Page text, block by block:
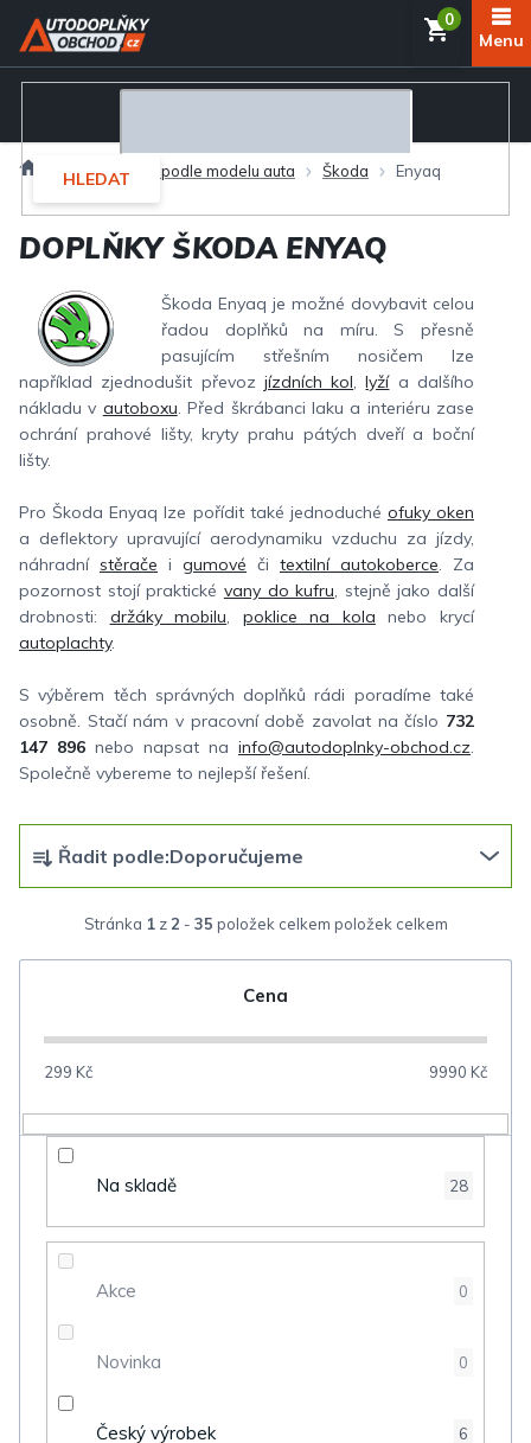
Přejít
obsah
HLEDAT
Autodoplňky podle modelu auta Škoda Enyaq
DOPLŇKY ŠKODA ENYAQ
Škoda Enyaq je možné dovybavit celou
řadou doplňků na míru. S přesně
pasujícím střešním nosičem lze
například zjednodušit převoz jízdních kol,lyžía dalšího
nákladu v autoboxu. Před škrábanci laku a interiéru zase
ochrání prahové lišty, kryty prahu pátých dveří a boční
lišty.
Pro Škoda Enyaq lze pořídit také jednoduché ofuky oken
a deflektory upravující aerodynamiku vzduchu za jízdy,
náhradní stěrače i gumové či textilní autokoberce. Za
pozornost stojí praktické vany do kufru, stejně jako další
drobnosti: držáky mobilu, poklice na kola nebo krycí
autoplachty.
S výběrem těch správných doplňků rádi poradíme také
osobně. Stačí nám v pracovní době zavolat na číslo 732
147 896 nebo napsat na info@autodoplnky-obchod.cz.
Společně vybereme to nejlepší řešení.
Stránka 1z 2 - 35 položek celkem
a
e
o
Řadit podle:Doporučujeme
Cena
299 Kč 9990 Kč
Na skladě 28
Akce 0
Novinka 0
Český výrobek 6